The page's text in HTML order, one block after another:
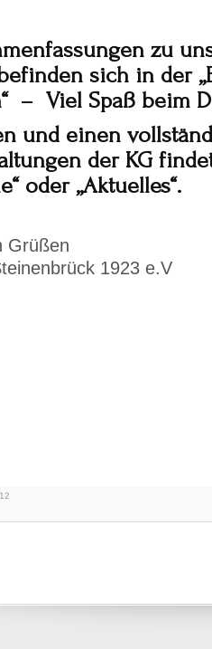
zu
sich in der
– Viel Spaß beim
und einen
der KG
oder „Aktuelles“.
Grüßen
1923 e.V